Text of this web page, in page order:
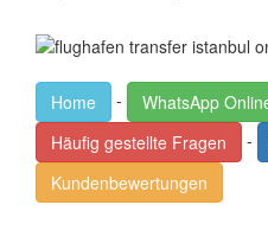
Home - WhatsApp
Häufig gestellte Fragen
-
Kundenbewertungen